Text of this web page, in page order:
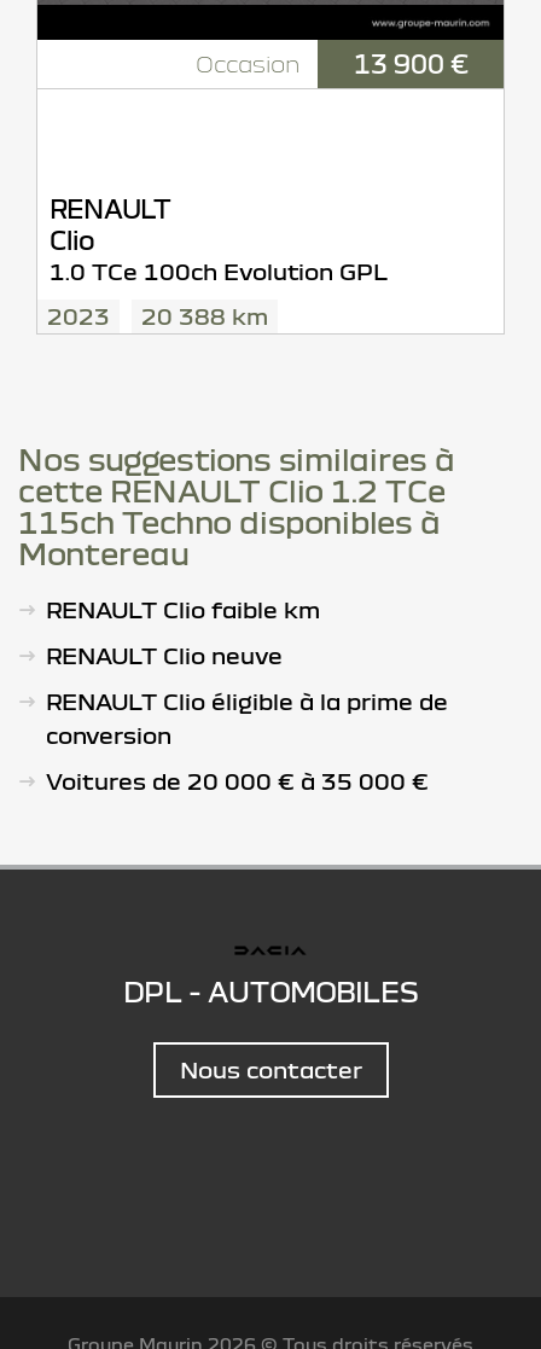
Occasion 13 900 €
RENAULT
Clio
1.0 TCe 100ch Evolution GPL
2023
20 388 km
Nos suggestions similaires à
cette RENAULT Clio 1.2 TCe
115ch Techno disponibles à
Montereau
RENAULT Clio faible km
RENAULT Clio neuve
RENAULT Clio éligible à la prime de
conversion
Voitures de 20 000 € à 35 000 €
DPL - AUTOMOBILES
Nous contacter
Groupe Maurin 2026 © Tous droits réservés